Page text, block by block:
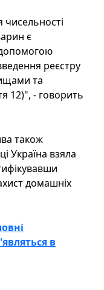
є
допомогою
реєстру
та
12)", - говорить
також
Україна взяла
домашніх
в